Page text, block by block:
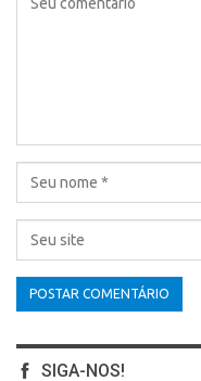
SIGA-NOS!